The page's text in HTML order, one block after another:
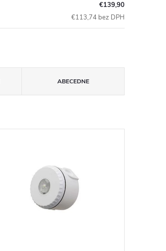
€139,90
€113,74 bez DPH
ABECEDNE